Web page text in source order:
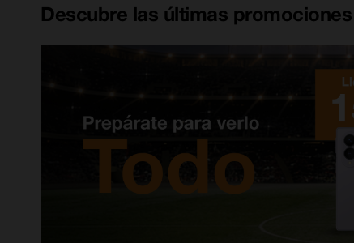
Descubre las últimas